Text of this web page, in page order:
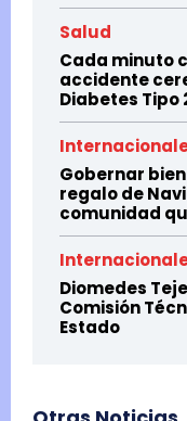
Salud
Cada minuto
accidente
Diabetes Tipo
Gobernar
regalo de
comunidad
Diomedes
Comisión
Estado